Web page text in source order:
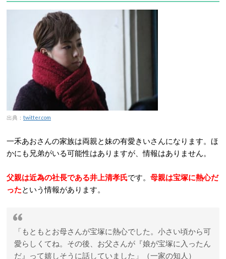
出典： twitter.com
一禾あおさんの家族は両親と妹の有愛きいさんになります。ほ
かにも兄弟がいる可能性はありますが、情報はありません。
父親は近為の社長である井上清孝氏です。 母親は宝塚に熱心だ
ったという情報があります。
「もともとお母さんが宝塚に熱心でした。小さい頃から可
愛らしくてね。その後、お父さんが『娘が宝塚に入ったん
だ』って嬉しそうに話していました」（一家の知人）